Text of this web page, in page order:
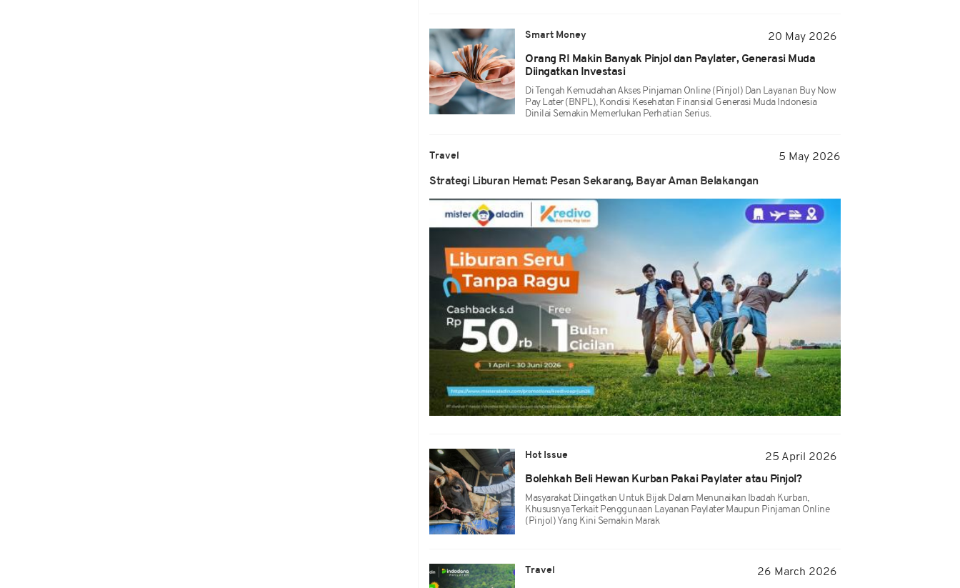
Smart Money
20 May 2026
Orang RI Makin Banyak Pinjol dan Paylater, Generasi Muda
Diingatkan Investasi
Di Tengah Kemudahan Akses Pinjaman Online (pinjol) Dan Layanan Buy Now
Pay Later (BNPL), Kondisi Kesehatan Finansial Generasi Muda Indonesia
Dinilai Semakin Memerlukan Perhatian Serius.
Travel 5 May 2026
Strategi Liburan Hemat: Pesan Sekarang, Bayar Aman Belakangan
Hot Issue
25 April 2026
Bolehkah Beli Hewan Kurban Pakai Paylater atau Pinjol?
Masyarakat Diingatkan Untuk Bijak Dalam Menunaikan Ibadah Kurban,
Khususnya Terkait Penggunaan Layanan Paylater Maupun Pinjaman Online
(pinjol) Yang Kini Semakin Marak
Travel
26 March 2026